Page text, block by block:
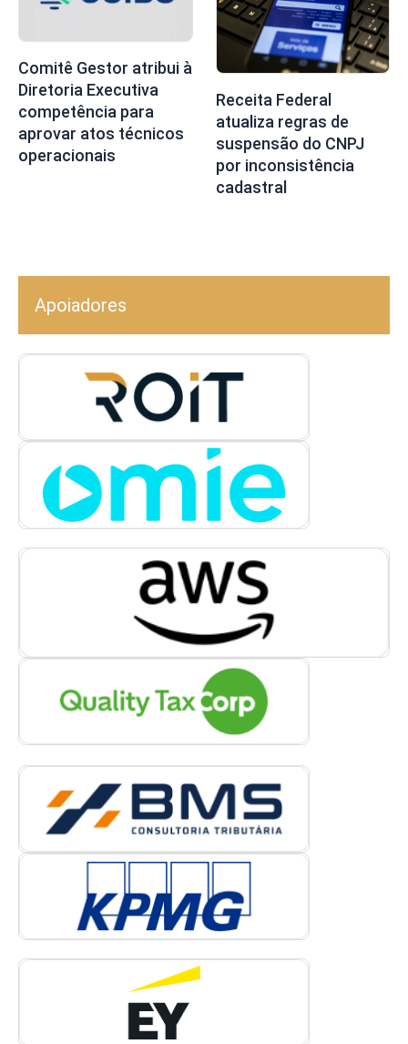
Comitê Gestor atribui à
Diretoria Executiva
competência para
aprovar atos técnicos
operacionais
Receita Federal
atualiza regras de
suspensão do CNPJ
por inconsistência
cadastral
Apoiadores